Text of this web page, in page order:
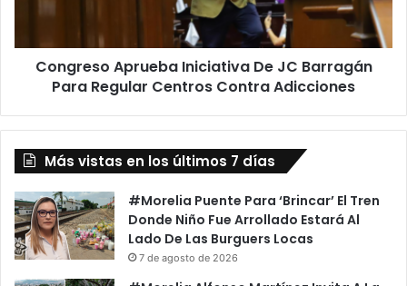
Centros
Contra
Adicciones
Congreso Aprueba Iniciativa De JC Barragán
Para Regular Centros Contra Adicciones
Más vistas en los últimos 7 días
#Morelia Puente Para ‘Brincar’ El Tren
Donde Niño Fue Arrollado Estará Al
Lado De Las Burguers Locas
7 de agosto de 2026